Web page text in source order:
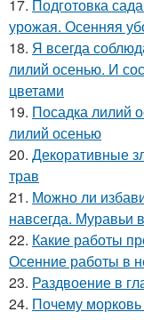
17. Подготовка
урожая. Осенняя
18. Я всегда
лилий осенью. И
цветами
19. Посадка лилий
лилий осенью
20. Декоративные
трав
21. Можно ли
навсегда. Муравьи
22. Какие работы
Осенние работы в
23. Раздвоение в
24. Почему морковь